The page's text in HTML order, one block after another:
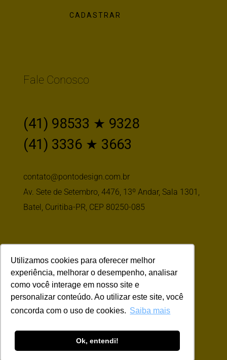
Utilizamos cookies para oferecer melhor
experiência, melhorar o desempenho, analisar
como você interage em nosso site e
personalizar conteúdo. Ao utilizar este site, você
concorda com o uso de cookies. Saiba mais
Ok, entendi!
Fale Conosco
(41) 98533 ★ 9328
(41) 3336 ★ 3663
contato@pontodesign.com.br
Av. Sete de Setembro, 4476, 13º Andar, Sala 1301,
Batel, Curitiba-PR, CEP 80250-085
© Copyright 2026 | Todos os Direitos